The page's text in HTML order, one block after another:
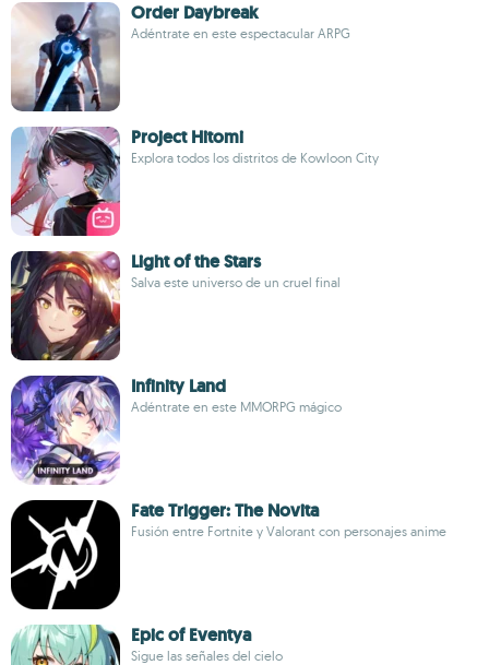
Order Daybreak
Adéntrate en este espectacular ARPG
Project Hitomi
Explora todos los distritos de Kowloon City
Light of the Stars
Salva este universo de un cruel final
Infinity Land
Adéntrate en este MMORPG mágico
Fate Trigger: The Novita
Fusión entre Fortnite y Valorant con personajes anime
Epic of Eventya
Sigue las señales del cielo